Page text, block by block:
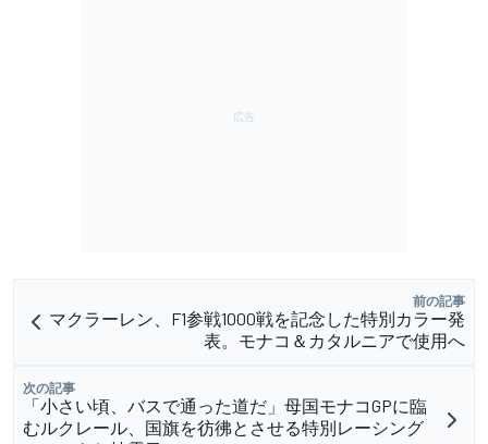
前の記事
マクラーレン、F1参戦1000戦を記念した特別カラー発
表。モナコ＆カタルニアで使用へ
次の記事
「小さい頃、バスで通った道だ」母国モナコGPに臨
むルクレール、国旗を彷彿とさせる特別レーシング